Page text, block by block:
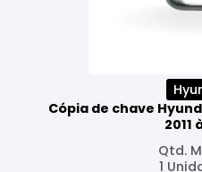
Cópia de chave
2011
Qtd.
1